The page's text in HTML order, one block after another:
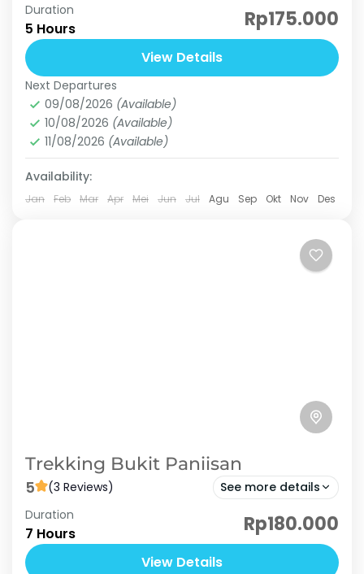
Goa garunggang adalah satu-satunya goa
yang ada di Sentul Bogor. Keunikan dari goa ini
bukan hanya nampak dari dalam tanpa
terlihat dari luar seperti candi-candi...
Goa Garunggang
Medium
3 People
Duration
5 Hours Rp175.000
View Details
Next Departures
09/08/2026 (Available)
10/08/2026 (Available)
11/08/2026 (Available)
Availability:
Jan Feb Mar Apr Mei Jun Jul Agu Sep Okt Nov Des
Trekking Bukit Paniisan
5 (3 Reviews) See more details
Bukit paniisan adalah salah satu tujuan trekking
yang terletak di Sentul Bogor. Memiliki
ketinggian 846 Mdpl berada di kawasan
Duration
7 Hours Rp180.000
View Details